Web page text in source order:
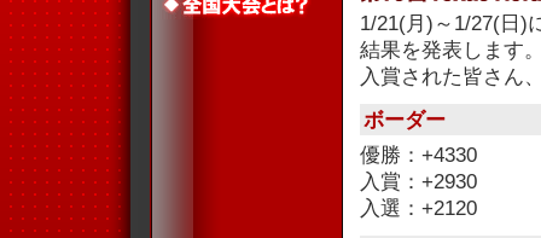
1/21(月)～1/27(日)
結果を発表します
入賞された皆さん
ボーダー
優勝：+4330
入賞：+2930
入選：+2120